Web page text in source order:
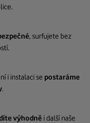
, surfujete bez
i instalaci se postaráme
.
výhodně i další naše